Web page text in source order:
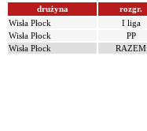
drużyna rozgr.
Wisła Płock
I liga
Wisła Płock
PP
Wisła Płock
RAZEM